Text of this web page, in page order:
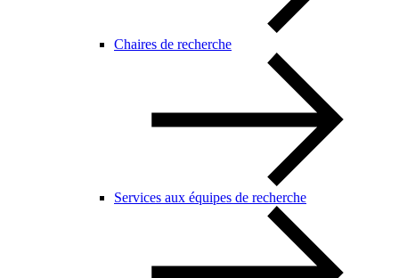
Chaires de recherche
Services aux équipes de recherche